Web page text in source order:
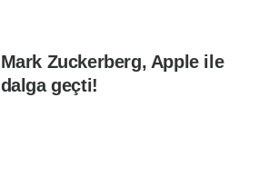
Mark Zuckerberg, Apple ile
dalga geçti!